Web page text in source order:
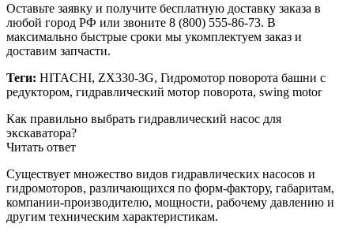
Оставьте заявку и получите бесплатную доставку заказа в
любой город РФ или звоните 8 (800) 555-86-73. В
максимально быстрые сроки мы укомплектуем заказ и
доставим запчасти.
Теги: HITACHI, ZX330-3G, Гидромотор поворота башни с
редуктором, гидравлический мотор поворота, swing motor
Как правильно выбрать гидравлический насос для
экскаватора?
Читать ответ
Существует множество видов гидравлических насосов и
гидромоторов, различающихся по форм-фактору, габаритам,
компании-производителю, мощности, рабочему давлению и
другим техническим характеристикам.